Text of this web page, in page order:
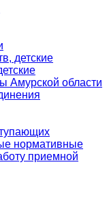
детские
Амурской области
нормативные
приемной